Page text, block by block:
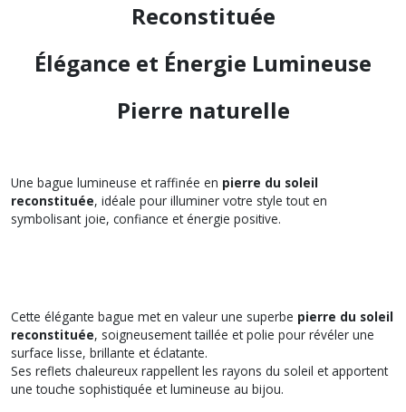
Reconstituée
Élégance et Énergie Lumineuse
Pierre naturelle
Une bague lumineuse et raffinée en pierre du soleil
reconstituée, idéale pour illuminer votre style tout en
symbolisant joie, confiance et énergie positive.
Cette élégante bague met en valeur une superbe pierre du soleil
reconstituée, soigneusement taillée et polie pour révéler une
surface lisse, brillante et éclatante.
Ses reflets chaleureux rappellent les rayons du soleil et apportent
une touche sophistiquée et lumineuse au bijou.